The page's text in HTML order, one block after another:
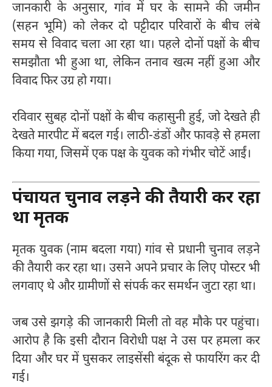
जानकारी के अनुसार, गांव में घर के सामने की जमीन
(सहन भूमि) को लेकर दो पट्टीदार परिवारों के बीच लंबे
समय से विवाद चला आ रहा था। पहले दोनों पक्षों के बीच
समझौता भी हुआ था, लेकिन तनाव खत्म नहीं हुआ और
विवाद फिर उग्र हो गया।
रविवार सुबह दोनों पक्षों के बीच कहासुनी हुई, जो देखते ही
देखते मारपीट में बदल गई। लाठी-डंडों और फावड़े से हमला
किया गया, जिसमें एक पक्ष के युवक को गंभीर चोटें आईं।
पंचायत चुनाव लड़ने की तैयारी कर रहा
था मृतक
मृतक युवक (नाम बदला गया) गांव से प्रधानी चुनाव लड़ने
की तैयारी कर रहा था। उसने अपने प्रचार के लिए पोस्टर भी
लगवाए थे और ग्रामीणों से संपर्क कर समर्थन जुटा रहा था।
जब उसे झगड़े की जानकारी मिली तो वह मौके पर पहुंचा।
आरोप है कि इसी दौरान विरोधी पक्ष ने उस पर हमला कर
दिया और घर में घुसकर लाइसेंसी बंदूक से फायरिंग कर दी
गई।